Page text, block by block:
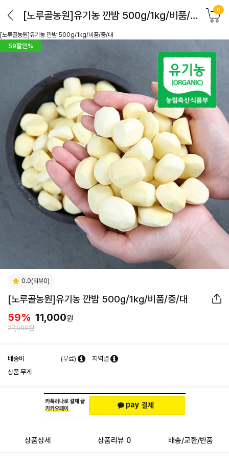
[노루골농원]유기농 깐밤 500g/1kg/비품/중/대 0
[노루골농원]유기농 깐밤 500g/1kg/비품/중/대
59할인%
0.0(리뷰0)
[노루골농원]유기농 깐밤 500g/1kg/비품/중/대
59% 11,000원
27,000원
배송비 (무료)
지역별
상품 무게
상품상세 상품리뷰 0 배송/교환/반품